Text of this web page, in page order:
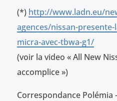
(*) http://www.ladn.eu/
agences/nissan-
micra-avec-tbwa-g1/
(voir la video « All New
accomplice »)
Correspondance Polémia